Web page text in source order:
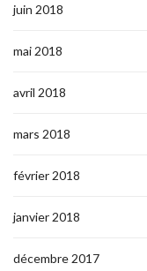
juin 2018
mai 2018
avril 2018
mars 2018
février 2018
janvier 2018
décembre 2017